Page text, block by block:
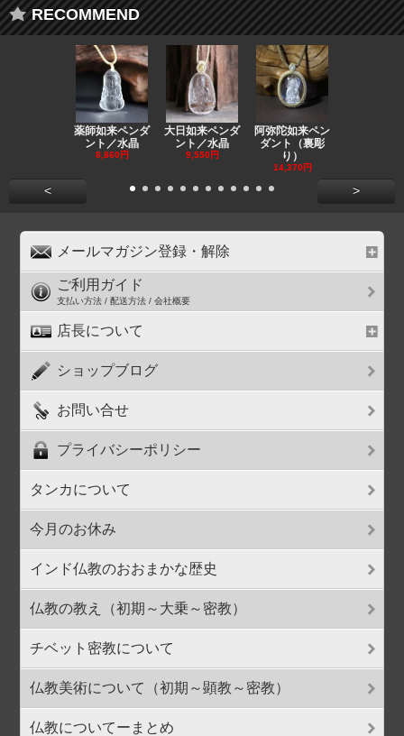
RECOMMEND
薬師如来ペンダ
ント／水晶
8,860円
大日如来ペンダ
ント／水晶
9,550円
阿弥陀如来ペン
ダント（裏彫
り）
14,370円
< >
メールマガジン登録・解除
ご利用ガイド
支払い方法 / 配送方法 / 会社概要
店長について
ショップブログ
お問い合せ
プライバシーポリシー
タンカについて
今月のお休み
インド仏教のおおまかな歴史
仏教の教え（初期～大乗～密教）
チベット密教について
仏教美術について（初期～顕教～密教）
仏教についてーまとめ